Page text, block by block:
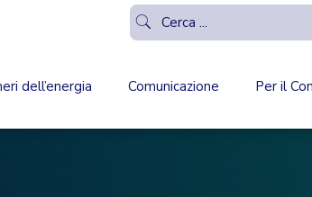
dell’energia Comunicazione Per il